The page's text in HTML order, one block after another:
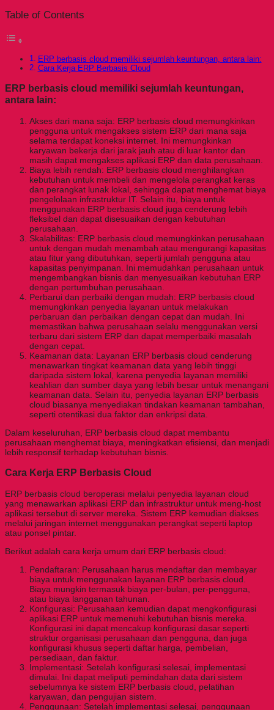
Table of Contents
ERP berbasis cloud memiliki sejumlah keuntungan, antara lain:
Cara Kerja ERP Berbasis Cloud
ERP berbasis cloud memiliki sejumlah keuntungan,
antara lain:
Akses dari mana saja: ERP berbasis cloud memungkinkan
pengguna untuk mengakses sistem ERP dari mana saja
selama terdapat koneksi internet. Ini memungkinkan
karyawan bekerja dari jarak jauh atau di luar kantor dan
masih dapat mengakses aplikasi ERP dan data perusahaan.
Biaya lebih rendah: ERP berbasis cloud menghilangkan
kebutuhan untuk membeli dan mengelola perangkat keras
dan perangkat lunak lokal, sehingga dapat menghemat biaya
pengelolaan infrastruktur IT. Selain itu, biaya untuk
menggunakan ERP berbasis cloud juga cenderung lebih
fleksibel dan dapat disesuaikan dengan kebutuhan
perusahaan.
Skalabilitas: ERP berbasis cloud memungkinkan perusahaan
untuk dengan mudah menambah atau mengurangi kapasitas
atau fitur yang dibutuhkan, seperti jumlah pengguna atau
kapasitas penyimpanan. Ini memudahkan perusahaan untuk
mengembangkan bisnis dan menyesuaikan kebutuhan ERP
dengan pertumbuhan perusahaan.
Perbarui dan perbaiki dengan mudah: ERP berbasis cloud
memungkinkan penyedia layanan untuk melakukan
perbaruan dan perbaikan dengan cepat dan mudah. Ini
memastikan bahwa perusahaan selalu menggunakan versi
terbaru dari sistem ERP dan dapat memperbaiki masalah
dengan cepat.
Keamanan data: Layanan ERP berbasis cloud cenderung
menawarkan tingkat keamanan data yang lebih tinggi
daripada sistem lokal, karena penyedia layanan memiliki
keahlian dan sumber daya yang lebih besar untuk menangani
keamanan data. Selain itu, penyedia layanan ERP berbasis
cloud biasanya menyediakan tindakan keamanan tambahan,
seperti otentikasi dua faktor dan enkripsi data.
Dalam keseluruhan, ERP berbasis cloud dapat membantu
perusahaan menghemat biaya, meningkatkan efisiensi, dan menjadi
lebih responsif terhadap kebutuhan bisnis.
Cara Kerja ERP Berbasis Cloud
ERP berbasis cloud beroperasi melalui penyedia layanan cloud
yang menawarkan aplikasi ERP dan infrastruktur untuk meng-host
aplikasi tersebut di server mereka. Sistem ERP kemudian diakses
melalui jaringan internet menggunakan perangkat seperti laptop
atau ponsel pintar.
Berikut adalah cara kerja umum dari ERP berbasis cloud:
Pendaftaran: Perusahaan harus mendaftar dan membayar
biaya untuk menggunakan layanan ERP berbasis cloud.
Biaya mungkin termasuk biaya per-bulan, per-pengguna,
atau biaya langganan tahunan.
Konfigurasi: Perusahaan kemudian dapat mengkonfigurasi
aplikasi ERP untuk memenuhi kebutuhan bisnis mereka.
Konfigurasi ini dapat mencakup konfigurasi dasar seperti
struktur organisasi perusahaan dan pengguna, dan juga
konfigurasi khusus seperti daftar harga, pembelian,
persediaan, dan faktur.
Implementasi: Setelah konfigurasi selesai, implementasi
dimulai. Ini dapat meliputi pemindahan data dari sistem
sebelumnya ke sistem ERP berbasis cloud, pelatihan
karyawan, dan pengujian sistem.
Penggunaan: Setelah implementasi selesai, penggunaan